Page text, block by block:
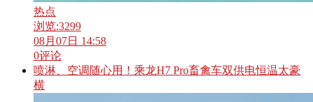
热点
浏览:3299
08月07日 14:58
0评论
喷淋、空调随心用！乘龙H7 Pro畜禽车双供电恒温太豪
横